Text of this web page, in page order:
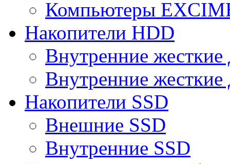
Компьютеры
Накопители HDD
Внутренние
Внутренние
Накопители SSD
Внешние SSD
Внутренние SSD